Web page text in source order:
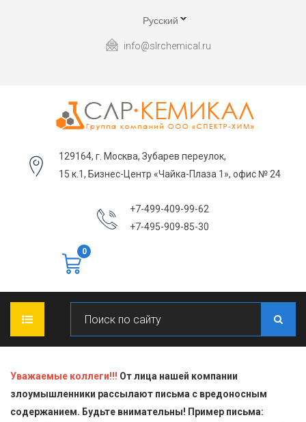
Русский
info@slrchemical.ru
129164, г. Москва, Зубарев переулок,
15 к.1, Бизнес-Центр «Чайка-Плаза 1», офис № 24
+7-499-409-99-62
+7-495-909-85-30
0
О КОМПАНИИ
Уважаемые коллеги!!! От лица нашей компании
злоумышленники рассылают письма с вредоносным
содержанием. Будьте внимательны! Пример письма: